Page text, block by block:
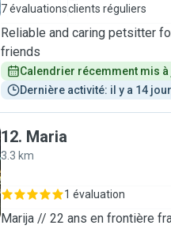
7 évaluationsclients réguliers
Reliable and caring petsitter
friends
Calendrier récemment mis à
Dernière activité: il y a 14
12. Maria
3.3 km
1 évaluation
Marija // 22 ans en frontière